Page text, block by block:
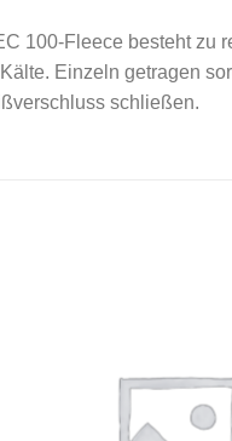
100-Fleece besteht zu
Einzeln getragen
schließen.